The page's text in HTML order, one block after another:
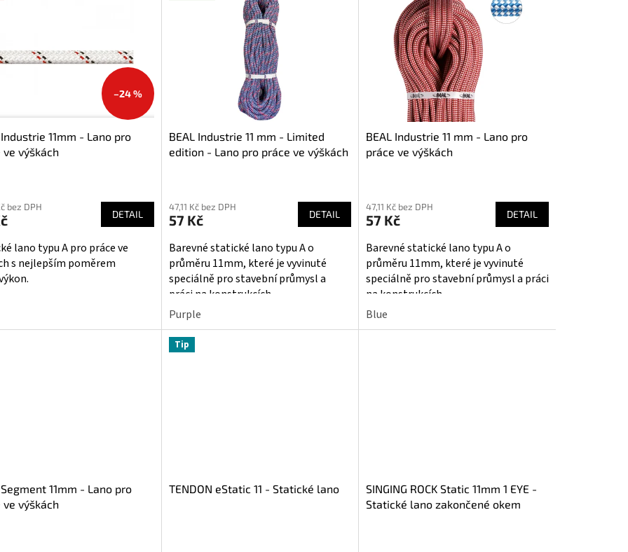
–24 %
Industrie 11mm - Lano pro
ve výškách
bez DPH
DETAIL
lano typu A pro práce ve
s nejlepším poměrem
BEAL Industrie 11 mm - Limited
edition - Lano pro práce ve výškách
47,11 Kč bez DPH
57 Kč DETAIL
Barevné statické lano typu A o
průměru 11mm, které je vyvinuté
speciálně pro stavební průmysl a
práci na konstrukcích.
Purple
BEAL Industrie 11 mm - Lano pro
práce ve výškách
47,11 Kč bez DPH
57 Kč DETAIL
Barevné statické lano typu A o
průměru 11mm, které je vyvinuté
speciálně pro stavební průmysl a práci
na konstrukcích.
Blue
Segment 11mm - Lano pro
ve výškách
Tip
TENDON eStatic 11 - Statické lano
SINGING ROCK Static 11mm 1 EYE -
Statické lano zakončené okem